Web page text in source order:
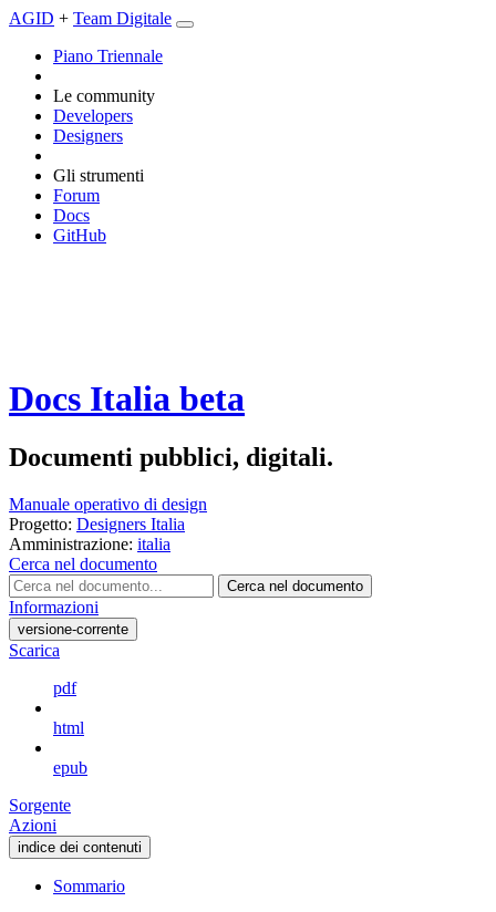
AGID + Team Digitale
Piano Triennale
Le community
Developers
Designers
Gli strumenti
Forum
Docs
GitHub
Docs Italia beta
Documenti pubblici, digitali.
Manuale operativo di design
Progetto: Designers Italia
Amministrazione: italia
Cerca nel documento
Cerca nel documento
Informazioni
versione-corrente
Scarica
pdf
html
epub
Sorgente
Azioni
indice dei contenuti
Sommario